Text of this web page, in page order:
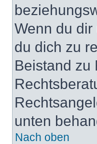
Wenn du
du dich zu
Beistand zu
unten
Nach oben